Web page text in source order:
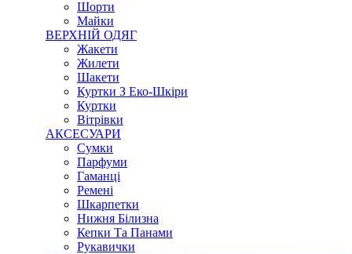
Шорти
Майки
ВЕРХНІЙ ОДЯГ
Жакети
Жилети
Шакети
Куртки З Еко-Шкіри
Куртки
Вітрівки
АКСЕСУАРИ
Сумки
Парфуми
Гаманці
Ремені
Шкарпетки
Нижня Білизна
Кепки Та Панами
Рукавички